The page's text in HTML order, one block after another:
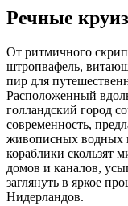
Речные
От ритмичного
штропвафель,
пир для
Расположенный
голландский город
современность,
живописных водных
кораблики скользят
домов и каналов,
заглянуть в яркое
Нидерландов.